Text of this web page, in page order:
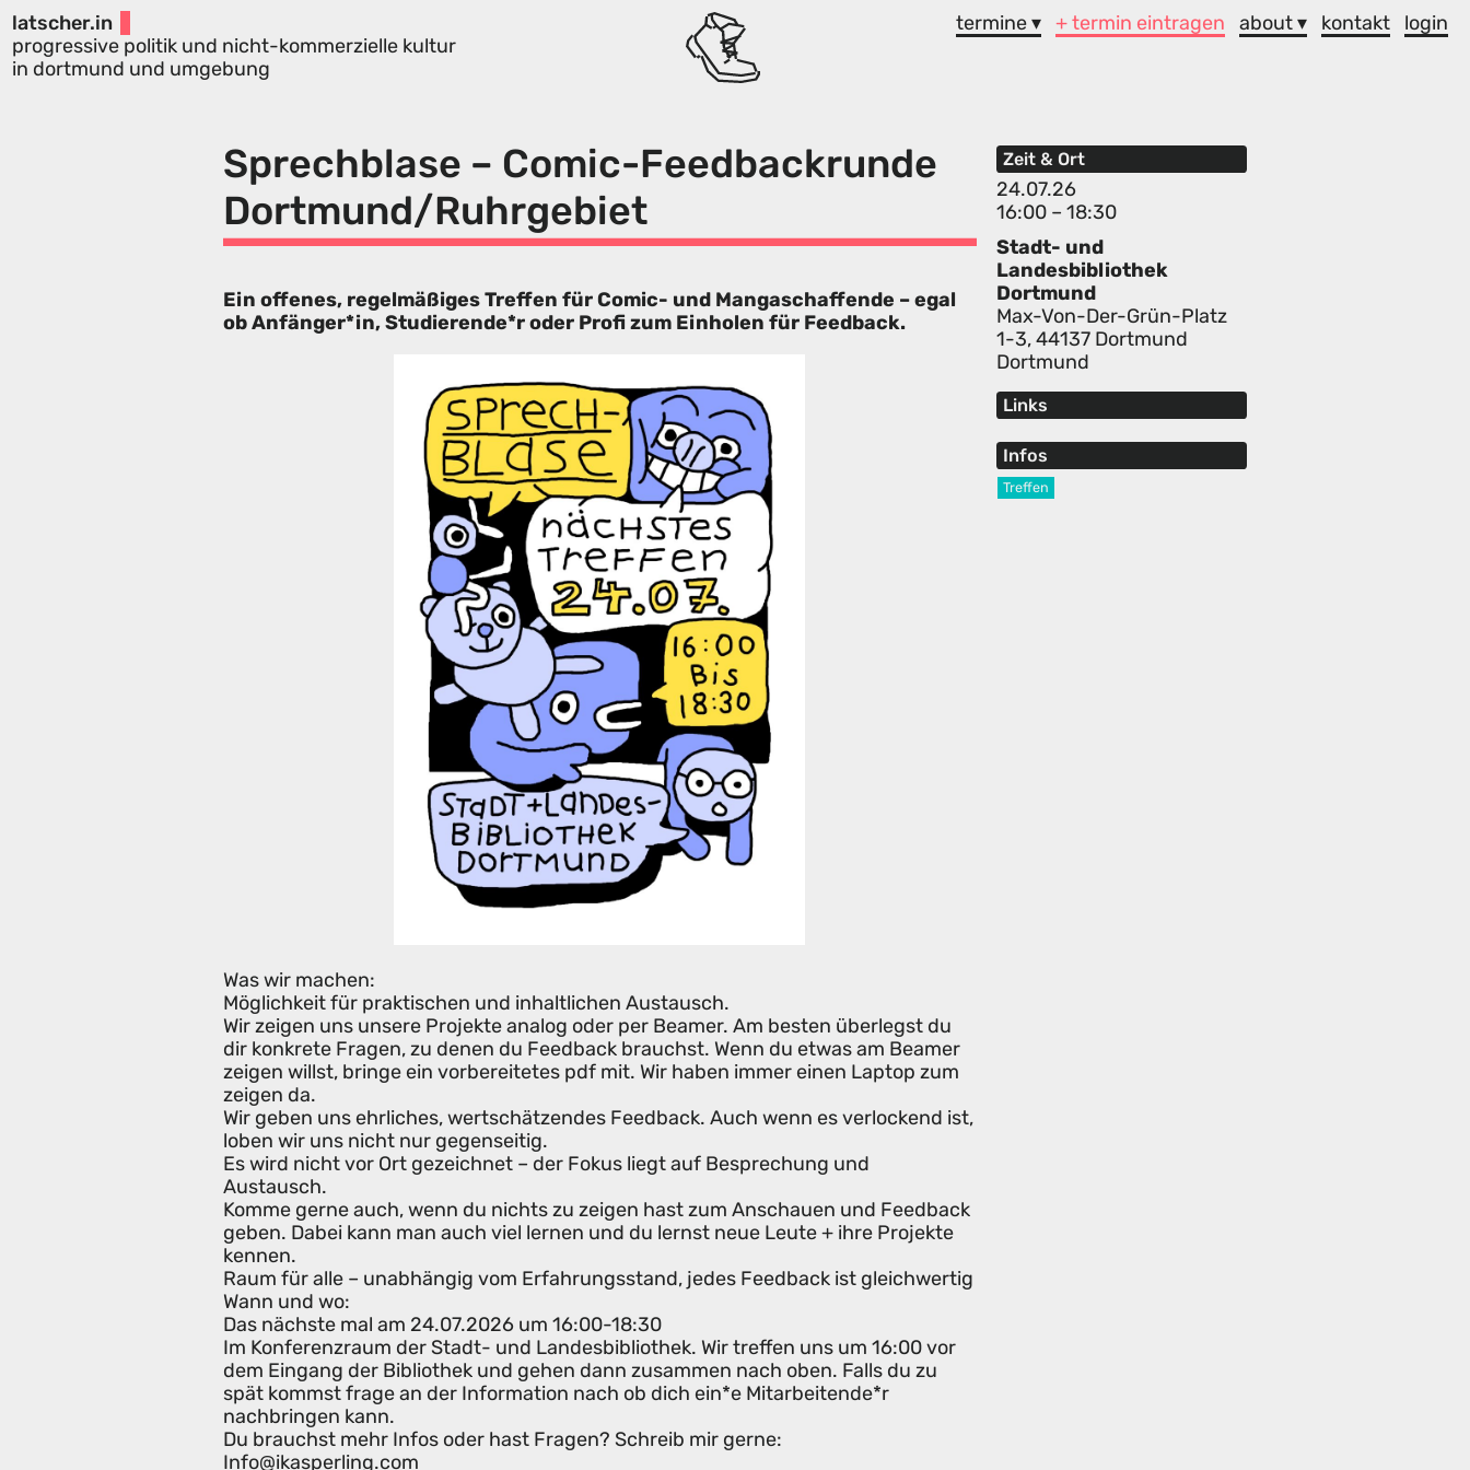
latscher.in
progressive politik und nicht-kommerzielle kultur
in dortmund und umgebung
termine ▾ + termin eintragen about ▾ kontakt login
Sprechblase – Comic-Feedbackrunde
Dortmund/Ruhrgebiet
Zeit & Ort
24.07.26
16:00 – 18:30
Stadt- und
Landesbibliothek
Dortmund
Max-Von-Der-Grün-Platz
1-3, 44137 Dortmund
Dortmund
Links
Infos
Treffen
Ein offenes, regelmäßiges Treffen für Comic- und Mangaschaffende – egal
ob Anfänger*in, Studierende*r oder Profi zum Einholen für Feedback.
Was wir machen:
Möglichkeit für praktischen und inhaltlichen Austausch.
Wir zeigen uns unsere Projekte analog oder per Beamer. Am besten überlegst du
dir konkrete Fragen, zu denen du Feedback brauchst. Wenn du etwas am Beamer
zeigen willst, bringe ein vorbereitetes pdf mit. Wir haben immer einen Laptop zum
zeigen da.
Wir geben uns ehrliches, wertschätzendes Feedback. Auch wenn es verlockend ist,
loben wir uns nicht nur gegenseitig.
Es wird nicht vor Ort gezeichnet – der Fokus liegt auf Besprechung und
Austausch.
Komme gerne auch, wenn du nichts zu zeigen hast zum Anschauen und Feedback
geben. Dabei kann man auch viel lernen und du lernst neue Leute + ihre Projekte
kennen.
Raum für alle – unabhängig vom Erfahrungsstand, jedes Feedback ist gleichwertig
Wann und wo:
Das nächste mal am 24.07.2026 um 16:00-18:30
Im Konferenzraum der Stadt- und Landesbibliothek. Wir treffen uns um 16:00 vor
dem Eingang der Bibliothek und gehen dann zusammen nach oben. Falls du zu
spät kommst frage an der Information nach ob dich ein*e Mitarbeitende*r
nachbringen kann.
Du brauchst mehr Infos oder hast Fragen? Schreib mir gerne:
Info@ikasperling.com